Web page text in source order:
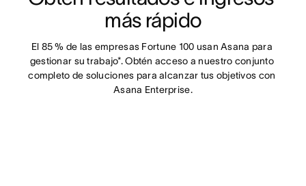
más rápido
El 85 % de las empresas Fortune 100 usan Asana para
gestionar su trabajo*. Obtén acceso a nuestro conjunto
completo de soluciones para alcanzar tus objetivos con
Asana Enterprise.